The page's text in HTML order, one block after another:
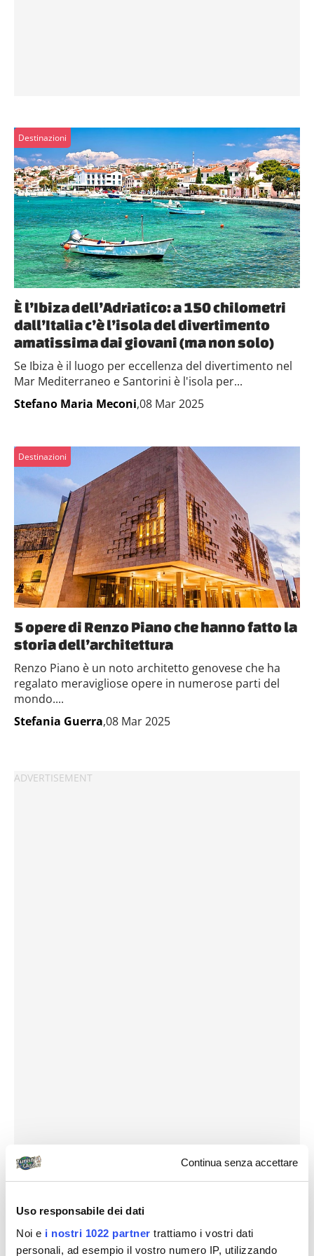
Continua senza accettare
Uso responsabile dei dati
Noi e i nostri 1022 partner trattiamo i vostri dati
personali, ad esempio il vostro numero IP, utilizzando
Destinazioni
È l’Ibiza dell’Adriatico: a 150 chilometri
dall’Italia c’è l’isola del divertimento
amatissima dai giovani (ma non solo)
Se Ibiza è il luogo per eccellenza del divertimento nel
Mar Mediterraneo e Santorini è l'isola per...
Stefano Maria Meconi,08 Mar 2025
Destinazioni
5 opere di Renzo Piano che hanno fatto la
storia dell’architettura
Renzo Piano è un noto architetto genovese che ha
regalato meravigliose opere in numerose parti del
mondo....
Stefania Guerra,08 Mar 2025
Destinazioni